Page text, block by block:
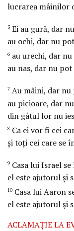
lucrarea mâinilor
5 Ei au gură, dar
au ochi, dar nu
6 au urechi, dar nu
au nas, dar nu pot
7 Au mâini, dar nu
au picioare, dar
din gâtul lor nu
8 Ca ei vor fi cei
şi toţi cei care se
9 Casa lui Israel
el este ajutorul şi
10 Casa lui Aaron
el este ajutorul şi
ACLAMAŢIE LA